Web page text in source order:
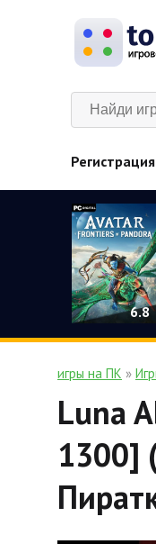
Регистрация
6.8
игры на ПК »
Luna
1300]